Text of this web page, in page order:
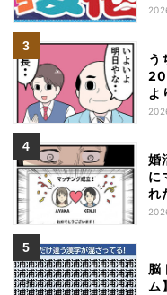
特
う
20
よ
熱
婚
に
れ
脳
ム